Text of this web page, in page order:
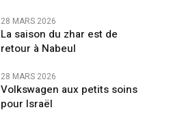
28 MARS 2026
La saison du zhar est de
retour à Nabeul
28 MARS 2026
Volkswagen aux petits soins
pour Israël